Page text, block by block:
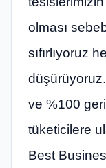
olması
sıfırlıyoruz
ve %100
tüketicilere
Best